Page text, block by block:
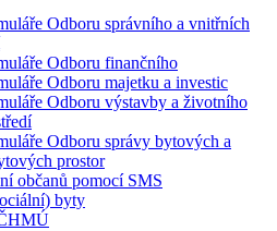
Odboru správního a vnitřních
Odboru finančního
Odboru majetku a investic
Odboru výstavby a životního
Odboru správy bytových a
prostor
občanů pomocí SMS
byty